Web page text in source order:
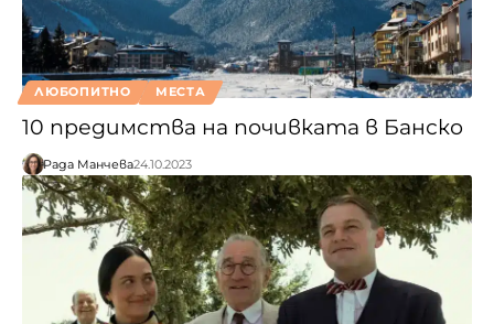
ЛЮБОПИТНО МЕСТА
10 предимства на почивката в Банско
Рада Манчева24.10.2023